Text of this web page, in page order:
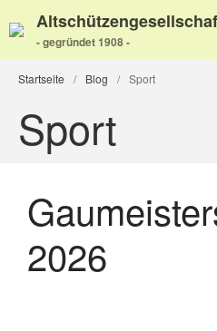
- gegründet 1908 -
Startseite / Blog / Sport
Sport
2026